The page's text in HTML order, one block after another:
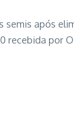
semis após
recebida por